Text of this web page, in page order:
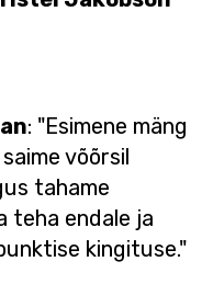
: "Esimene mäng
võõrsil
tahame
teha endale ja
kingituse."